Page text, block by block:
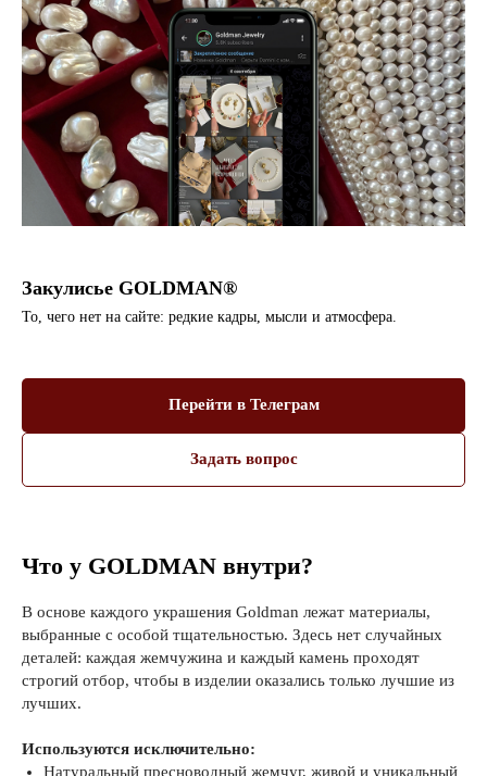
Закулисье GOLDMAN®
То, чего нет на сайте: редкие кадры, мысли и атмосфера.
Перейти в Телеграм
Задать вопрос
Что у GOLDMAN внутри?
В основе каждого украшения Goldman лежат материалы,
выбранные с особой тщательностью. Здесь нет случайных
деталей: каждая жемчужина и каждый камень проходят
строгий отбор, чтобы в изделии оказались только лучшие из
лучших.
Используются исключительно:
Натуральный пресноводный жемчуг, живой и уникальный